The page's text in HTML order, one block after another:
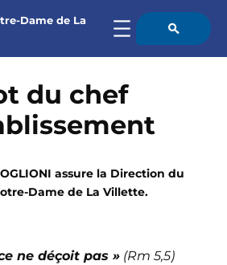
Dame de La

du chef
assure la Direction du
Dame de La Villette.
ne déçoit pas »(Rm 5,5)